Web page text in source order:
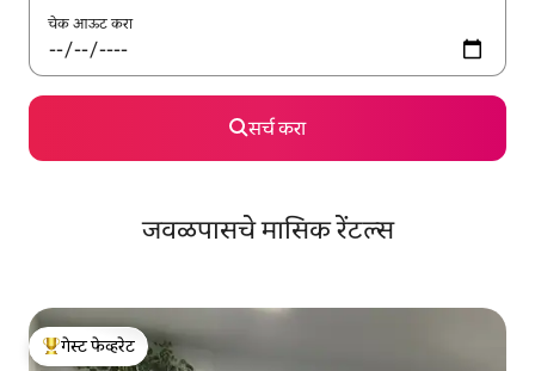
चेक आऊट करा
सर्च करा
जवळपासचे मासिक रेंटल्स
टॉप गेस्ट फेव्हरेट
गेस्ट फेव्हरेट